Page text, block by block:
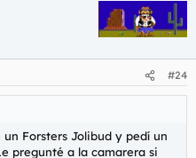
#24
Forsters Jolibud y pedí un
pregunté a la camarera si